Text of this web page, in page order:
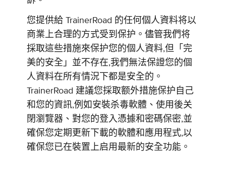
您提供給 TrainerRoad 的任何個人資料将以
商業上合理的方式受到保护。儘管我們将
採取這些措施來保护您的個人資料,但「完
美的安全」並不存在,我們無法保證您的個
人資料在所有情況下都是安全的。
TrainerRoad 建議您採取额外措施保护自己
和您的資訊,例如安裝杀毒軟體、使用後关
閉瀏覽器、對您的登入憑據和密碼保密,並
確保您定期更新下載的軟體和應用程式,以
確保您已在裝置上启用最新的安全功能。